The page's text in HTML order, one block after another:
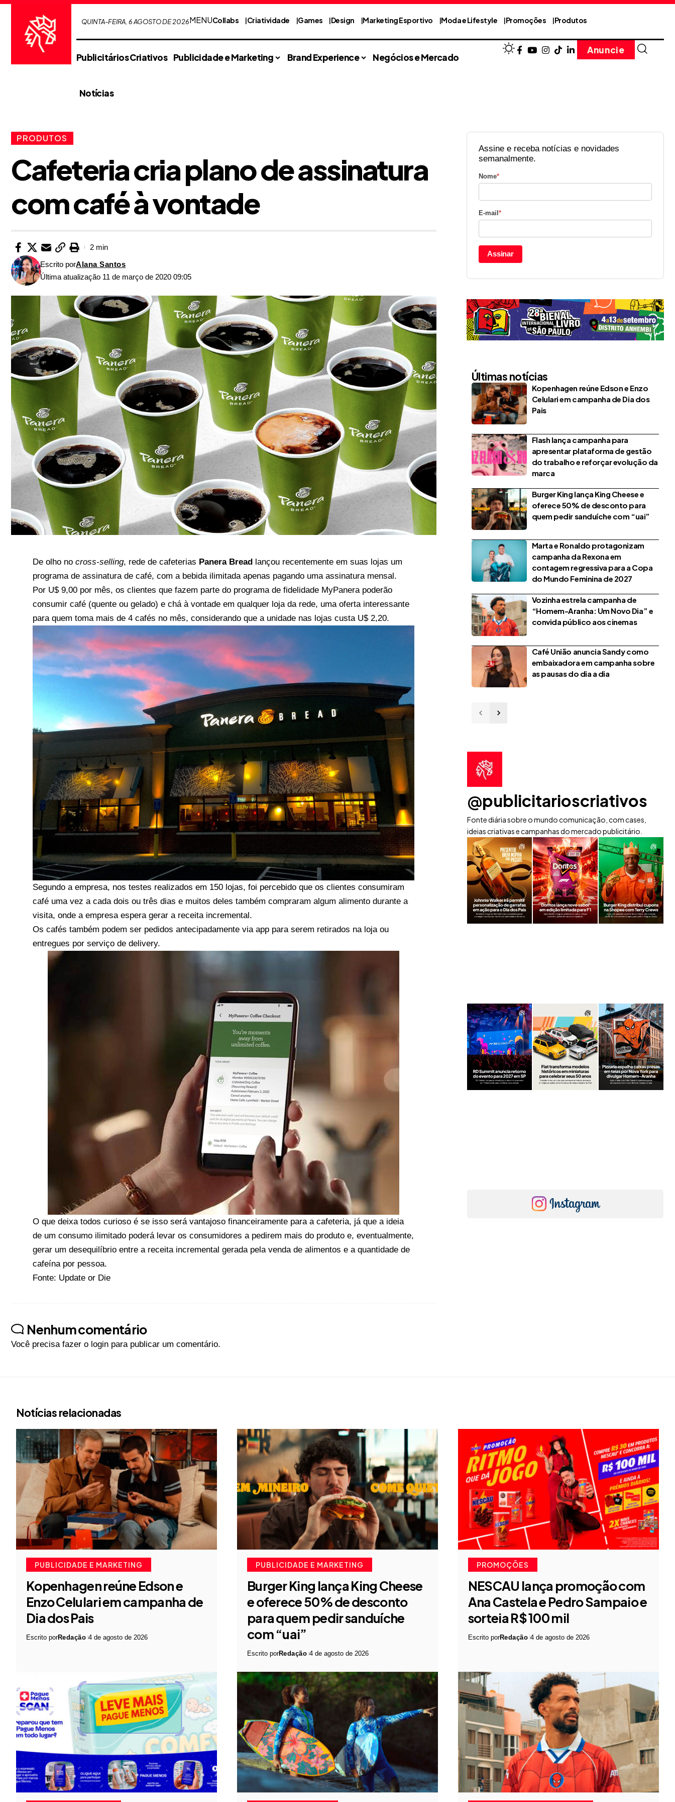
QUINTA-FEIRA, 6 AGOSTO DE 2026MENUCollabs Criatividade Games Design Marketing Esportivo Moda e Lifestyle Promoções Produtos
Publicitários Criativos Publicidade e Marketing Brand Experience Negócios e Mercado
Notícias
Anuncie
PRODUTOS
Cafeteria cria plano de assinatura
com café à vontade
Última atualização 11 de março de 2020 09:05
Escrito porAlana Santos
2 min
De olho nocross-selling, rede de cafeterias Panera Bread lançou recentemente em suas lojas um
programa de assinatura de café, com a bebida ilimitada apenas pagando uma assinatura mensal.
Por U$ 9,00 por mês, os clientes que fazem parte do programa de fidelidade MyPanera poderão
consumir café (quente ou gelado) e chá à vontade em qualquer loja da rede, uma oferta interessante
para quem toma mais de 4 cafés no mês, considerando que a unidade nas lojas custa U$ 2,20.
Segundo a empresa, nos testes realizados em 150 lojas, foi percebido que os clientes consumiram
café uma vez a cada dois ou três dias e muitos deles também compraram algum alimento durante a
visita, onde a empresa espera gerar a receita incremental.
Os cafés também podem ser pedidos antecipadamente via app para serem retirados na loja ou
entregues por serviço de delivery.
O que deixa todos curioso é se isso será vantajoso financeiramente para a cafeteria, já que a ideia
de um consumo ilimitado poderá levar os consumidores a pedirem mais do produto e, eventualmente,
gerar um desequilíbrio entre a receita incremental gerada pela venda de alimentos e a quantidade de
cafeína por pessoa.
Fonte: Update or Die
Nenhum comentário
Você precisa fazer o login para publicar um comentário.
Assine e receba notícias e novidades
semanalmente.
Nome*
E-mail *
Assinar
Últimas notícias
Kopenhagen reúne Edson e Enzo
Celulari em campanha de Dia dos
Pais
Flash lança campanha para
apresentar plataforma de gestão
do trabalho e reforçar evolução da
marca
Burger King lança King Cheese e
oferece 50% de desconto para
quem pedir sanduíche com “uai”
Marta e Ronaldo protagonizam
campanha da Rexona em
contagem regressiva para a Copa
do Mundo Feminina de 2027
Vozinha estrela campanha de
“Homem-Aranha: Um Novo Dia” e
convida público aos cinemas
Café União anuncia Sandy como
embaixadora em campanha sobre
as pausas do dia a dia
@publicitarioscriativos
Fonte diária sobre o mundo comunicação, com cases,
ideias criativas e campanhas do mercado publicitário.
Notícias relacionadas
PUBLICIDADE E MARKETING
Kopenhagen reúne Edson e
Enzo Celulari em campanha de
Dia dos Pais
Escrito porRedação 4 de agosto de 2026
PUBLICIDADE E MARKETING
Burger King lança King Cheese
e oferece 50% de desconto
para quem pedir sanduíche
com “uai”
Escrito porRedação 4 de agosto de 2026
PROMOÇÕES
NESCAU lança promoção com
Ana Castela e Pedro Sampaio e
sorteia R$ 100 mil
Escrito porRedação 4 de agosto de 2026